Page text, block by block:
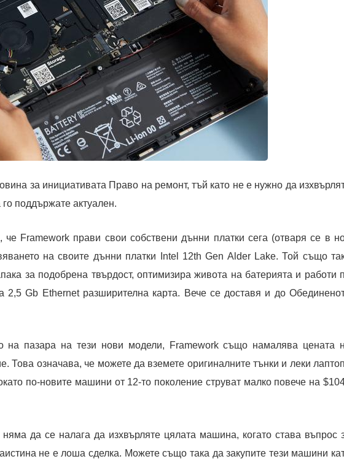
за инициативата Право на ремонт, тъй като не е нужно да
поддържате актуален.
Framework прави свои собствени дънни платки сега (отваря се в
на своите дънни платки Intel 12th Gen Alder Lake. Той също
за подобрена твърдост, оптимизира живота на батерията и работи
2,5 Gb Ethernet разширителна карта. Вече се доставя и до
на пазара на тези нови модели, Framework също намалява цената
Това означава, че можете да вземете оригиналните тънки и леки
по-новите машини от 12-то поколение струват малко повече на
да се налага да изхвърляте цялата машина, когато става въпрос
не е лоша сделка. Можете също така да закупите тези машини